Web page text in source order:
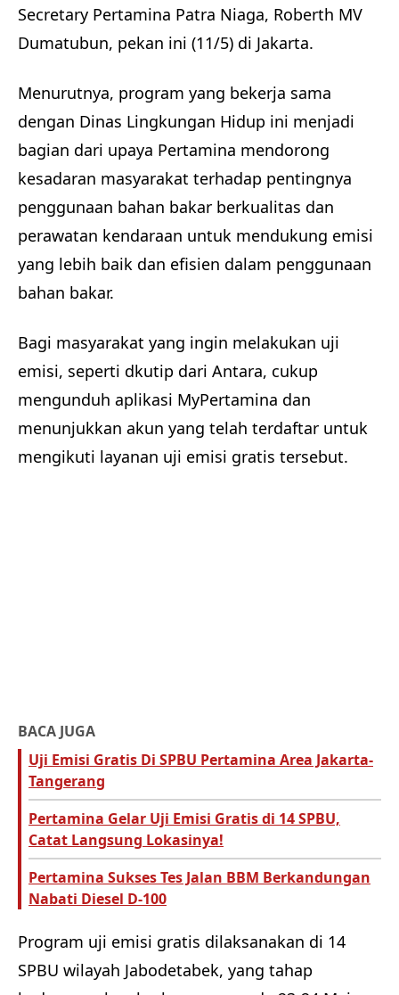
Secretary Pertamina Patra Niaga, Roberth MV
Dumatubun, pekan ini (11/5) di Jakarta.
Menurutnya, program yang bekerja sama
dengan Dinas Lingkungan Hidup ini menjadi
bagian dari upaya Pertamina mendorong
kesadaran masyarakat terhadap pentingnya
penggunaan bahan bakar berkualitas dan
perawatan kendaraan untuk mendukung emisi
yang lebih baik dan efisien dalam penggunaan
bahan bakar.
Bagi masyarakat yang ingin melakukan uji
emisi, seperti dkutip dari Antara, cukup
mengunduh aplikasi MyPertamina dan
menunjukkan akun yang telah terdaftar untuk
mengikuti layanan uji emisi gratis tersebut.
BACA JUGA
Uji Emisi Gratis Di SPBU Pertamina Area Jakarta-
Tangerang
Pertamina Gelar Uji Emisi Gratis di 14 SPBU,
Catat Langsung Lokasinya!
Pertamina Sukses Tes Jalan BBM Berkandungan
Nabati Diesel D-100
Program uji emisi gratis dilaksanakan di 14
SPBU wilayah Jabodetabek, yang tahap